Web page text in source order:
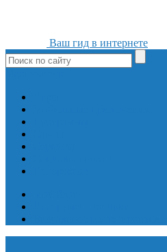
Ваш гид в интернете